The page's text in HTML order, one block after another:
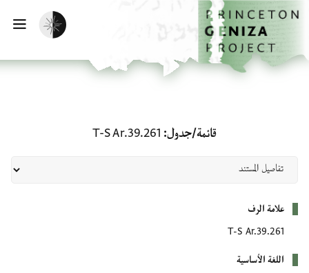
إلى المحتوى الرئيسي
الرئيسية
تفعيل الوضع المظلم
قائمة/جدول T-S Ar.39.261
علامة الرف
T-S Ar.39.261
اللغة الأساسية